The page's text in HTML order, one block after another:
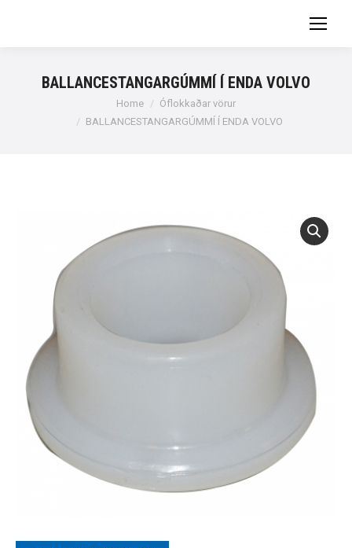
BALLANCESTANGARGÚMMÍ Í ENDA VOLVO
Home
Óflokkaðar vörur
BALLANCESTANGARGÚMMÍ Í ENDA VOLVO